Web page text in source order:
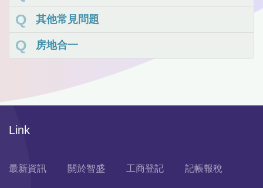
其他常見問題
房地合一
Link
最新資訊 關於智盛 工商登記 記帳報稅